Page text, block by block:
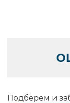
Подберем и